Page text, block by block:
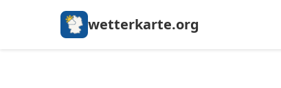
wetterkarte.org